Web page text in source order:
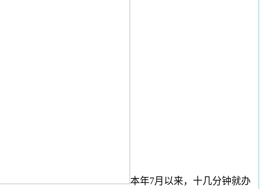
本年7月以来，十几分钟就办